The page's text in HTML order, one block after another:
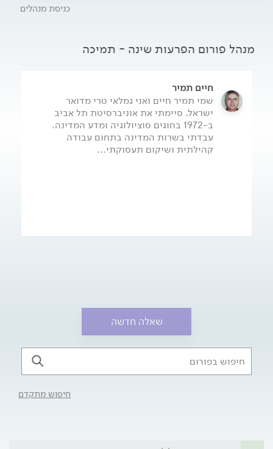
כניסת מנהלים
מנהל פורום הפרעות שינה - תמיכה
חיים תמיר
שמי תמיר חיים ואני גמלאי טרי מדואר
ישראל. סיימתי את אוניברסיטת תל אביב
ב-1972 בחוגים סוציולוגיה ומדע המדינה.
עבדתי בשרות המדינה בתחום עבודה
קהילתית ושיקום תעסוקתי...
שאלה חדשה
חיפוש מתקדם